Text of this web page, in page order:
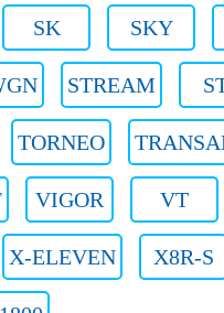
SK SKY
STREAM
TORNEO
VIGOR VT
X-ELEVEN X8R-S